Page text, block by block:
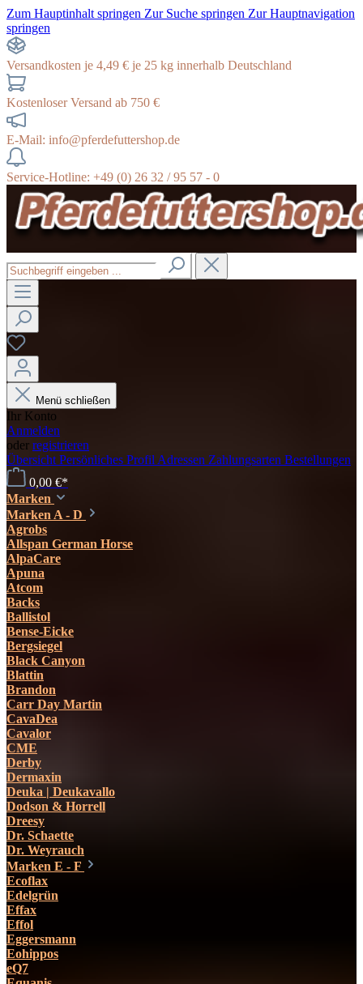
Zum Hauptinhalt springen Zur Suche springen Zur Hauptnavigation
springen
Versandkosten je 4,49 € je 25 kg innerhalb Deutschland
Kostenloser Versand ab 750 €
E-Mail: info@pferdefuttershop.de
Service-Hotline: +49 (0) 26 32 / 95 57 - 0
Menü schließen
Ihr Konto
Anmelden
oder registrieren
Übersicht Persönliches Profil Adressen Zahlungsarten Bestellungen
0,00 €*
Marken
Marken A - D
Agrobs
Allspan German Horse
AlpaCare
Apuna
Atcom
Backs
Ballistol
Bense-Eicke
Bergsiegel
Black Canyon
Blattin
Brandon
Carr Day Martin
CavaDea
Cavalor
CME
Derby
Dermaxin
Deuka | Deukavallo
Dodson & Horrell
Dreesy
Dr. Schaette
Dr. Weyrauch
Marken E - F
Ecoflax
Edelgrün
Effax
Effol
Eggersmann
Eohippos
eQ7